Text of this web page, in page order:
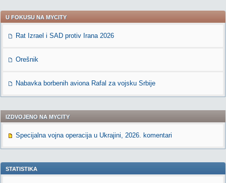
U FOKUSU NA MYCITY
Rat Izrael i SAD protiv Irana 2026
Orešnik
Nabavka borbenih aviona Rafal za vojsku Srbije
IZDVOJENO NA MYCITY
Specijalna vojna operacija u Ukrajini, 2026. komentari
STATISTIKA